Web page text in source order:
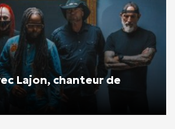
Lajon, chanteur de